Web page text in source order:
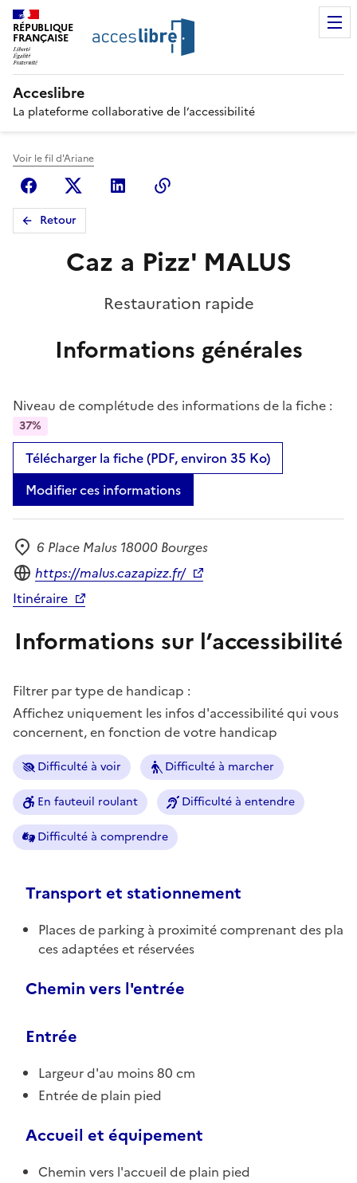
RÉPUBLIQUE
FRANÇAISE
Acceslibre
La plateforme collaborative de l’accessibilité
Voir le fil d'Ariane
FacebookX (anciennement Twitter)
Linkedin
Retour
Caz a Pizz' MALUS
Restauration rapide
Informations générales
Niveau de complétude des informations de la fiche :
37%
Télécharger la fiche (PDF, environ 35 Ko)
Modifier ces informations
Adresse
6 Place Malus 18000 Bourges
Site internet
https://malus.cazapizz.fr/
Itinéraire
Informations sur l’accessibilité
Filtrer par type de handicap :
Affichez uniquement les infos d'accessibilité qui vous
concernent, en fonction de votre handicap
Difficulté à voir Difficulté à marcher
En fauteuil roulant Difficulté à entendre
Difficulté à comprendre
Transport et stationnement
Places de parking à proximité comprenant des pla
ces adaptées et réservées
Chemin vers l'entrée
Entrée
Largeur d'au moins 80 cm
Entrée de plain pied
Accueil et équipement
Chemin vers l'accueil de plain pied